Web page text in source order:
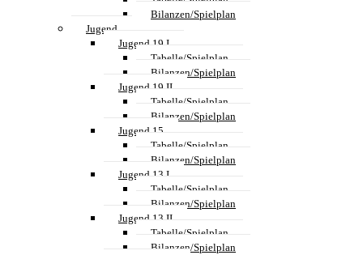
Bilanzen/Spielplan
Jugend
Jugend 19 I
Tabelle/Spielplan
Bilanzen/Spielplan
Jugend 19 II
Tabelle/Spielplan
Bilanzen/Spielplan
Jugend 15
Tabelle/Spielplan
Bilanzen/Spielplan
Jugend 13 I
Tabelle/Spielplan
Bilanzen/Spielplan
Jugend 13 II
Tabelle/Spielplan
Bilanzen/Spielplan